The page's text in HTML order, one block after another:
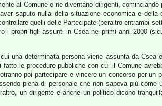
al Comune e ne diventano dirigenti,
saputo nulla della situazione economica e
quelli delle Partecipate (peraltro entrambi
propri figli assunti in Csea nei primi anni 2000
una determinata persona viene assunta da
le procedure pubbliche con cui il Comune
poi partecipare e vincere un concorso per
piena di personale che non sapeva più
un dirigente e anche un politico dicono